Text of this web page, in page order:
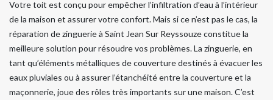
Votre toit est conçu pour empêcher l’infiltration d’eau à l’intérieur
de la maison et assurer votre confort. Mais si ce n’est pas le cas, la
réparation de zinguerie à Saint Jean Sur Reyssouze constitue la
meilleure solution pour résoudre vos problèmes. La zinguerie, en
tant qu’éléments métalliques de couverture destinés à évacuer les
eaux pluviales ou à assurer l’étanchéité entre la couverture et la
maçonnerie, joue des rôles très importants sur une maison. C’est